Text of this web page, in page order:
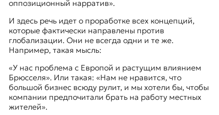
оппозиционный нарратив».
И здесь речь идет о проработке всех концепций,
которые фактически направлены против
глобализации. Они не всегда одни и те же.
Например, такая мысль:
«У нас проблема с Европой и растущим влиянием
Брюсселя». Или такая: «Нам не нравится, что
большой бизнес всюду рулит, и мы хотели бы, чтобы
компании предпочитали брать на работу местных
жителей».